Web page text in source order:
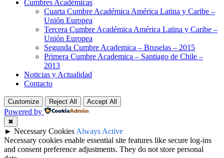
Cumbres Académicas
Cuarta Cumbre Académica América Latina y Caribe –
Unión Europea
Tercera Cumbre Académica América Latina y Caribe –
Unión Europea
Segunda Cumbre Academica – Bruselas – 2015
Primera Cumbre Academica – Santiago de Chile –
2013
Noticias y Actualidad
Contacto
Customize Reject All Accept All
Powered by
✖
► Necessary Cookies Always Active
Necessary cookies enable essential site features like secure log-ins
and consent preference adjustments. They do not store personal